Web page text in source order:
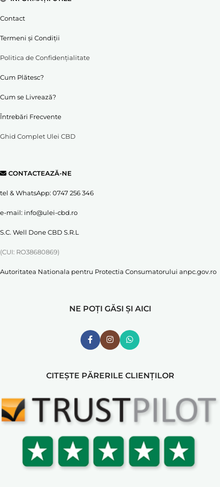
Contact
Termeni și Condiții
Politica de Confidențialitate
Cum Plătesc?
Cum se Livrează?
Întrebări Frecvente
Ghid Complet Ulei CBD
CONTACTEAZĂ-NE
tel & WhatsApp: 0747 256 346
e-mail: info@ulei-cbd.ro
S.C. Well Done CBD S.R.L
(CUI: RO38680869)
Autoritatea Nationala pentru Protectia Consumatorului anpc.gov.ro
NE POȚI GĂSI ȘI AICI
CITEȘTE PĂRERILE CLIENȚILOR